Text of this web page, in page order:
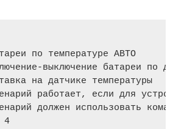
по температуре АВТО
выключение батареи по
на датчике температуры
работает, если для
должен использовать
4